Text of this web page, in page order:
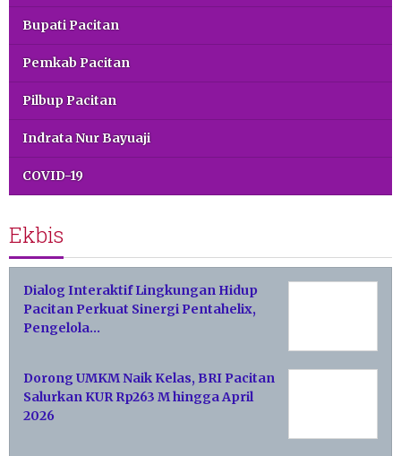
Bupati Pacitan
Pemkab Pacitan
Pilbup Pacitan
Indrata Nur Bayuaji
COVID-19
Ekbis
Dialog Interaktif Lingkungan Hidup
Pacitan Perkuat Sinergi Pentahelix,
Pengelola…
Dorong UMKM Naik Kelas, BRI Pacitan
Salurkan KUR Rp263 M hingga April
2026